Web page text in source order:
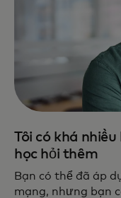
Tôi có khá
học hỏi thêm
Bạn có thể đã áp
mạng, nhưng bạn